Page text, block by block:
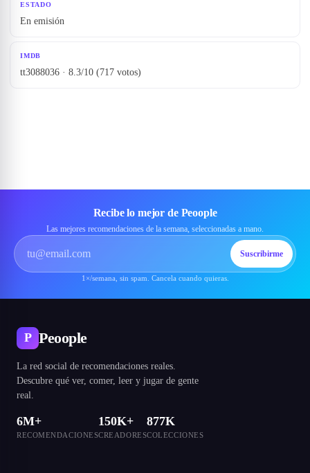
ESTADO
En emisión
IMDB
tt3088036 · 8.3/10 (717 votos)
Recibe lo mejor de Peoople
Las mejores recomendaciones de la semana, seleccionadas a mano.
Suscribirme
1×/semana, sin spam. Cancela cuando quieras.
P Peoople
La red social de recomendaciones reales.
Descubre qué ver, comer, leer y jugar de gente
real.
6M+
RECOMENDACIONES
150K+
CREADORES
877K
COLECCIONES